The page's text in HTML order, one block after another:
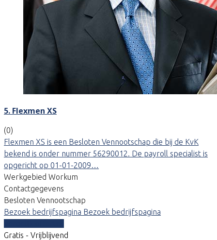
5. Flexmen XS
(0)
Flexmen XS is een Besloten Vennootschap die bij de KvK
bekend is onder nummer 56290012. De payroll specialist is
opgericht op 01-01-2009…
Werkgebied Workum
Contactgegevens
Besloten Vennootschap
Bezoek bedrijfspagina Bezoek bedrijfspagina
Gratis - Vrijblijvend